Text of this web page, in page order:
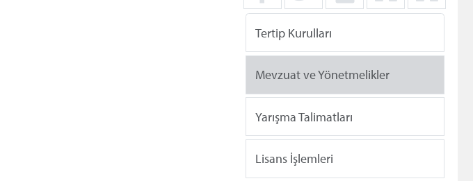
Tertip Kurulları
Mevzuat ve Yönetmelikler
Yarışma Talimatları
Lisans İşlemleri